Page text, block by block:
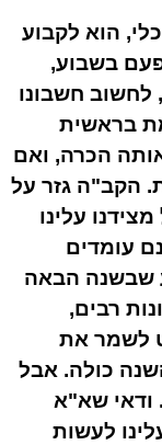
הוא לקבוע
בשבוע,
לחשוב חשבונו
בראשית
הכרה, ואם
הקב"ה גזר על
עלינו
עומדים
שבשנה הבאה
רבים,
לשמר את
כולה. אבל
ודאי שא"א
לעשות